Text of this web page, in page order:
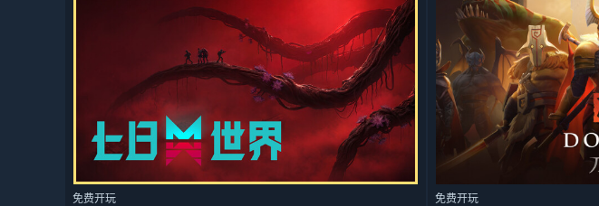
免费开玩 免费开玩